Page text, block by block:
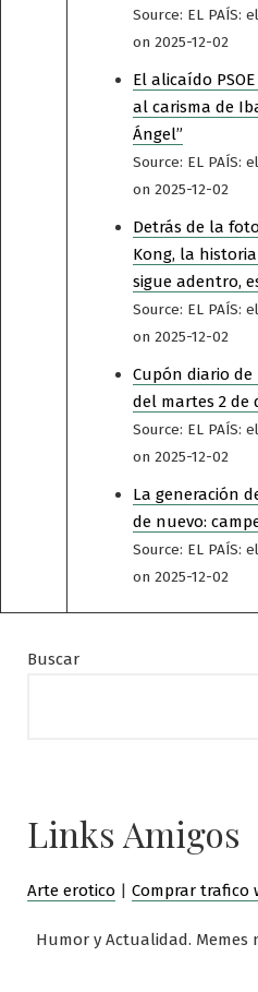
Source: EL PAÍS:
on 2025-12-02
El alicaído
al carisma de
Ángel”
Source: EL PAÍS:
on 2025-12-02
Detrás de la
Kong, la
sigue adentro,
Source: EL PAÍS:
on 2025-12-02
Cupón diario de
del martes 2 de
Source: EL PAÍS:
on 2025-12-02
La generación
de nuevo:
Source: EL PAÍS:
on 2025-12-02
Buscar
Links Amigos
Arte erotico | Comprar trafico
Humor y Actualidad. Memes